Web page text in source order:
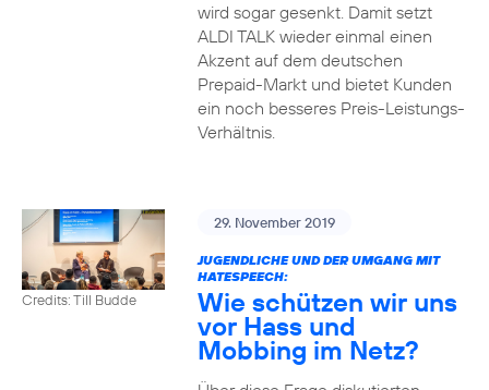
wird sogar gesenkt. Damit setzt
ALDI TALK wieder einmal einen
Akzent auf dem deutschen
Prepaid-Markt und bietet Kunden
ein noch besseres Preis-Leistungs-
Verhältnis.
Credits: Till Budde
29. November 2019
JUGENDLICHE UND DER UMGANG MIT
HATESPEECH:
Wie schützen wir uns
vor Hass und
Mobbing im Netz?